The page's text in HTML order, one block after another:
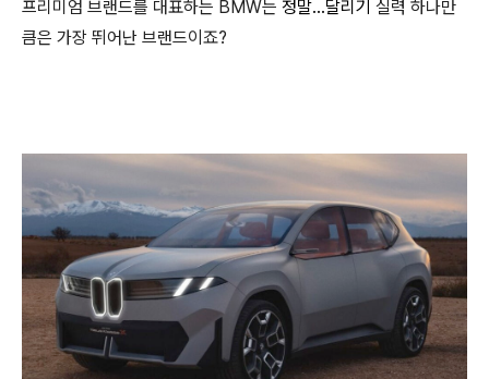
프리미엄 브랜드를 대표하는 BMW는 정말...달리기 실력 하나만
큼은 가장 뛰어난 브랜드이죠?